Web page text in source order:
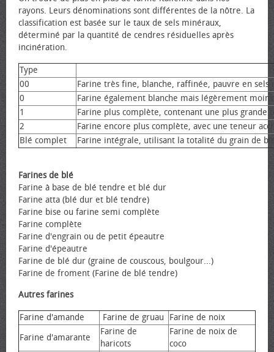
rayons. Leurs dénominations sont différentes de la nôtre. La
classification est basée sur le taux de sels minéraux,
déterminé par la quantité de cendres résiduelles après
incinération.
Type
00
Farine très fine, blanche, raffinée, pauvre en sels
0
Farine également blanche mais légèrement
1
Farine plus complète, contenant une plus grande
2
Farine encore plus complète, avec une teneur
Blé complet
Farine intégrale, utilisant la totalité du grain de
Farines de blé
Farine à base de blé tendre et blé dur
Farine atta (blé dur et blé tendre)
Farine bise ou farine semi complète
Farine complète
Farine d'engrain ou de petit épeautre
Farine d'épeautre
Farine de blé dur (graine de couscous, boulgour...)
Farine de froment (Farine de blé tendre)
Autres farines
Farine d'amande Farine de gruau
Farine de noix
Farine d'amarante
Farine de
haricots
Farine de noix de
coco